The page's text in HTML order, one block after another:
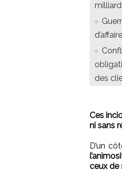
des
Ces
ni sans
D’un
ceux de